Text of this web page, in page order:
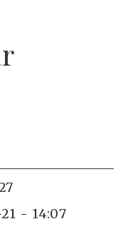
21 - 14:07